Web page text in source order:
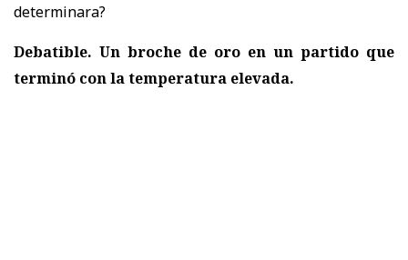
determinara?
Debatible. Un broche de oro en un partido que
terminó con la temperatura elevada.